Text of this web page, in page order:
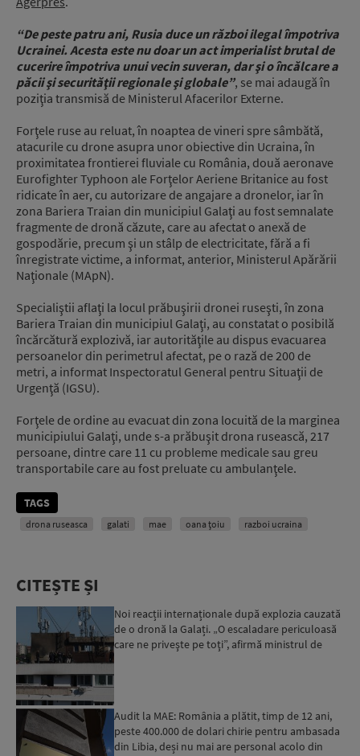
“De peste patru ani, Rusia duce un război ilegal împotriva
Ucrainei. Acesta este nu doar un act imperialist brutal de
cucerire împotriva unui vecin suveran, dar şi o încălcare a
păcii şi securităţii regionale şi globale”, se mai adaugă în
poziţia transmisă de Ministerul Afacerilor Externe.
Forţele ruse au reluat, în noaptea de vineri spre sâmbătă,
atacurile cu drone asupra unor obiective din Ucraina, în
proximitatea frontierei fluviale cu România, două aeronave
Eurofighter Typhoon ale Forţelor Aeriene Britanice au fost
ridicate în aer, cu autorizare de angajare a dronelor, iar în
zona Bariera Traian din municipiul Galaţi au fost semnalate
fragmente de dronă căzute, care au afectat o anexă de
gospodărie, precum şi un stâlp de electricitate, fără a fi
înregistrate victime, a informat, anterior, Ministerul Apărării
Naţionale (MApN).
Specialiştii aflaţi la locul prăbuşirii dronei ruseşti, în zona
Bariera Traian din municipiul Galaţi, au constatat o posibilă
încărcătură explozivă, iar autorităţile au dispus evacuarea
persoanelor din perimetrul afectat, pe o rază de 200 de
metri, a informat Inspectoratul General pentru Situaţii de
Urgenţă (IGSU).
Forţele de ordine au evacuat din zona locuită de la marginea
municipiului Galaţi, unde s-a prăbuşit drona rusească, 217
persoane, dintre care 11 cu probleme medicale sau greu
transportabile care au fost preluate cu ambulanţele.
TAGS
drona ruseasca galati mae oana țoiu razboi ucraina
CITEȘTE ȘI
Noi reacții internaționale după explozia cauzată
de o dronă la Galați. „O escaladare periculoasă
care ne priveşte pe toţi”, afirmă ministrul de
Audit la MAE: România a plătit, timp de 12 ani,
peste 400.000 de dolari chirie pentru ambasada
din Libia, deși nu mai are personal acolo din